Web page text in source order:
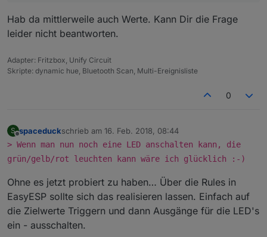
Hab da mittlerweile auch Werte. Kann Dir die Frage
leider nicht beantworten.
Adapter: Fritzbox, Unify Circuit
Skripte: dynamic hue, Bluetooth Scan, Multi-Ereignisliste
0
S
Offline
spaceduckschrieb am 16. Feb. 2018, 08:44
zuletzt editiert von
> Wenn man nun noch eine LED anschalten kann, die
grün/gelb/rot leuchten kann wäre ich glücklich :-)
Ohne es jetzt probiert zu haben… Über die Rules in
EasyESP sollte sich das realisieren lassen. Einfach auf
die Zielwerte Triggern und dann Ausgänge für die LED's
ein - ausschalten.